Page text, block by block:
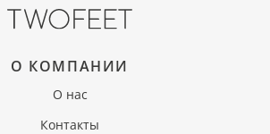
О КОМПАНИИ
О нас
Контакты